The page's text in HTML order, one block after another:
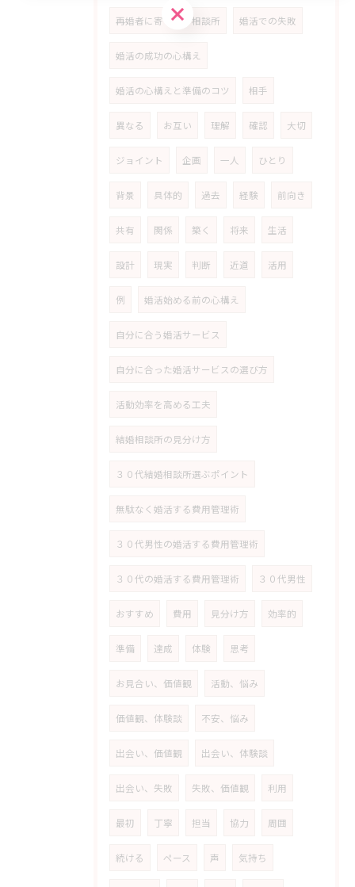
再婚者に寄り添う相談所 婚活での失敗
婚活の成功の心構え
婚活の心構えと準備のコツ 相手
異なる お互い 理解 確認 大切
ジョイント 企画 一人 ひとり
背景 具体的 過去 経験 前向き
共有 関係 築く 将来 生活
設計 現実 判断 近道 活用
例 婚活始める前の心構え
自分に合う婚活サービス
自分に合った婚活サービスの選び方
活動効率を高める工夫
結婚相談所の見分け方
３０代結婚相談所選ぶポイント
無駄なく婚活する費用管理術
３０代男性の婚活する費用管理術
３０代の婚活する費用管理術 ３０代男性
おすすめ 費用 見分け方 効率的
準備 達成 体験 思考
お見合い、価値観 活動、悩み
価値観、体験談 不安、悩み
出会い、価値観 出会い、体験談
出会い、失敗 失敗、価値観 利用
最初 丁寧 担当 協力 周囲
続ける ペース 声 気持ち
お問い合わせはこちら